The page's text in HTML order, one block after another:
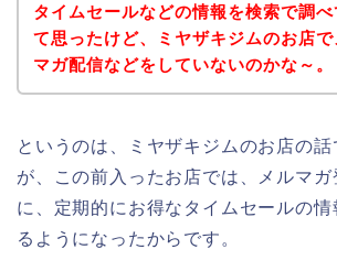
タイムセールなどの情報を検索で調べ
て思ったけど、ミヤザキジムのお店
マガ配信などをしていないのかな～。
というのは、ミヤザキジムのお店の話
が、この前入ったお店では、メルマガ
に、定期的にお得なタイムセールの情
るようになったからです。